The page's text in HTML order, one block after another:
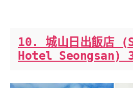
10. 城山日出飯店
Hotel Seongsan)